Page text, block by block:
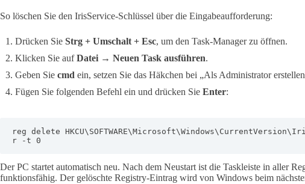
So löschen Sie den IrisService-Schlüssel über die Eingabeaufforderung:
Drücken Sie Strg + Umschalt + Esc, um den Task-Manager zu öffnen.
Klicken Sie aufDatei → Neuen Task ausführen.
Geben Sie cmd ein, setzen Sie das Häkchen bei „Als Administrator
Fügen Sie folgenden Befehl ein und drücken Sie Enter:
reg delete
r -t 0
Der PC startet automatisch neu. Nach dem Neustart ist die Taskleiste in aller
funktionsfähig. Der gelöschte Registry-Eintrag wird von Windows beim